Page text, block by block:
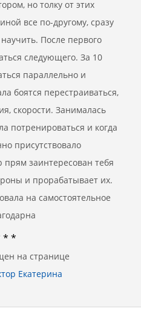
но толку от этих
все по-другому, сразу
После первого
следующего. За 10
параллельно и
боятся перестраиваться,
скорости. Занималась
потренироваться и когда
присутствовало
заинтересован тебя
и прорабатывает их.
на самостоятельное
* *
на странице
Екатерина